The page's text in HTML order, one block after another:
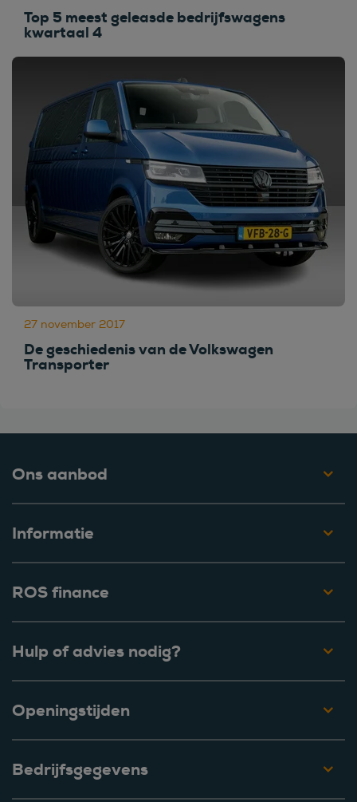
Top 5 meest geleasde bedrijfswagens
kwartaal 4
27 november 2017
De geschiedenis van de Volkswagen
Transporter
Ons aanbod
Informatie
ROS finance
Hulp of advies nodig?
Openingstijden
Bedrijfsgegevens